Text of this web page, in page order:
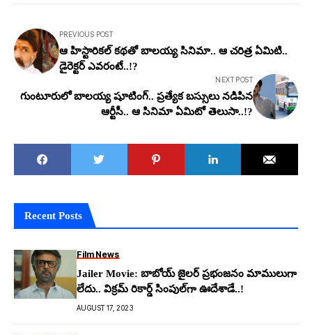
PREVIOUS POST
ఆ హిస్టారికల్ కథతో బాలయ్య సినిమా.. ఆ చరిత్ర ఏమిటి..
డైరెక్టర్ ఎవరంటే..!?
NEXT POST
గుంటూరులో బాలయ్య షూటింగ్.. ప్రత్యేక బస్సులు నడిపిన
ఆర్టీసీ.. ఆ సినిమా ఏమిటో తెలుసా..!?
Recent Posts
Film News
Jailer Movie: బాబోయ్ జైల‌ర్ ప్రభంజ‌నం మాములుగా
లేదు.. విక్ర‌మ్ రికార్డ్ సింపుల్‌గా ఊదేశాడే..!
AUGUST 17, 2023